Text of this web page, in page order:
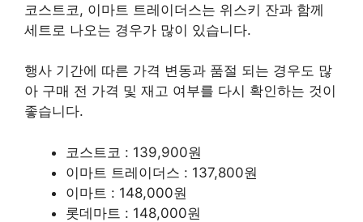
코스트코, 이마트 트레이더스는 위스키 잔과 함께
세트로 나오는 경우가 많이 있습니다.
행사 기간에 따른 가격 변동과 품절 되는 경우도 많
아 구매 전 가격 및 재고 여부를 다시 확인하는 것이
좋습니다.
코스트코 : 139,900원
이마트 트레이더스 : 137,800원
이마트 : 148,000원
롯데마트 : 148,000원